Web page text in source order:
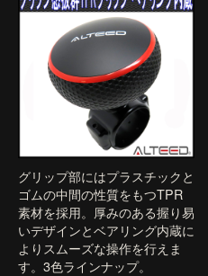
グリップ部にはプラスチックと
ゴムの中間の性質をもつTPR
素材を採用。厚みのある握り易
いデザインとベアリング内蔵に
よりスムーズな操作を行えま
す。3色ラインナップ。